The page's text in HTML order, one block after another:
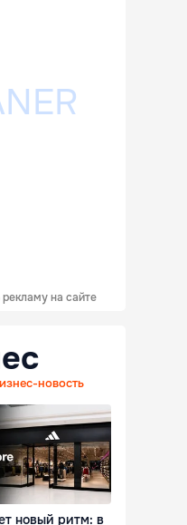
рекламу на сайте
новость
новый ритм: в